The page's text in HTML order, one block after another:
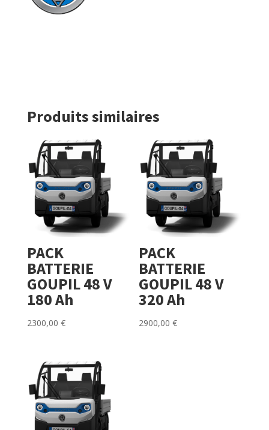
Produits similaires
PACK
BATTERIE
GOUPIL 48 V
180 Ah
2300,00 €
PACK
BATTERIE
GOUPIL 48 V
320 Ah
2900,00€